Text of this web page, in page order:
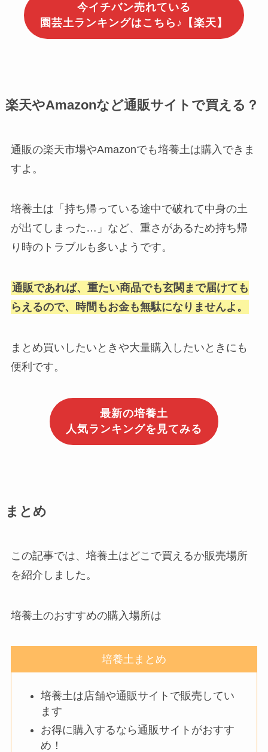
今イチバン売れている
園芸土ランキングはこちら♪【楽天】
楽天やAmazonなど通販サイトで買える？
通販の楽天市場やAmazonでも培養土は購入できま
すよ。
培養土は「持ち帰っている途中で破れて中身の土
が出てしまった…」など、重さがあるため持ち帰
り時のトラブルも多いようです。
通販であれば、重たい商品でも玄関まで届けても
らえるので、時間もお金も無駄になりませんよ。
まとめ買いしたいときや大量購入したいときにも
便利です。
最新の培養土
人気ランキングを見てみる
まとめ
この記事では、培養土はどこで買えるか販売場所
を紹介しました。
培養土のおすすめの購入場所は
培養土まとめ
培養土は店舗や通販サイトで販売してい
ます
お得に購入するなら通販サイトがおすす
め！